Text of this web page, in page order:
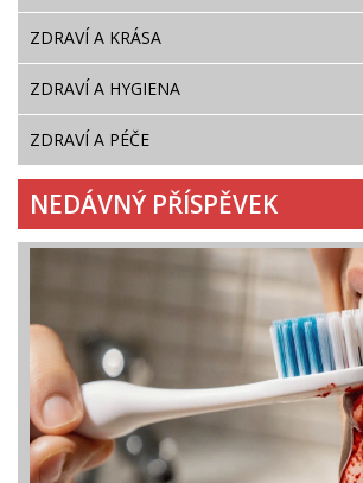
ZDRAVÍ A KRÁSA
ZDRAVÍ A HYGIENA
ZDRAVÍ A PÉČE
NEDÁVNÝ PŘÍSPĚVEK